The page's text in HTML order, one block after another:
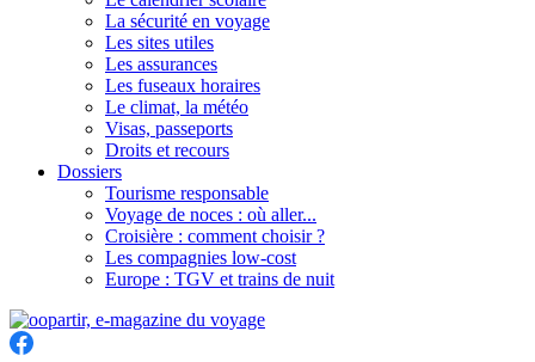
La sécurité en voyage
Les sites utiles
Les assurances
Les fuseaux horaires
Le climat, la météo
Visas, passeports
Droits et recours
Dossiers
Tourisme responsable
Voyage de noces : où aller...
Croisière : comment choisir ?
Les compagnies low-cost
Europe : TGV et trains de nuit